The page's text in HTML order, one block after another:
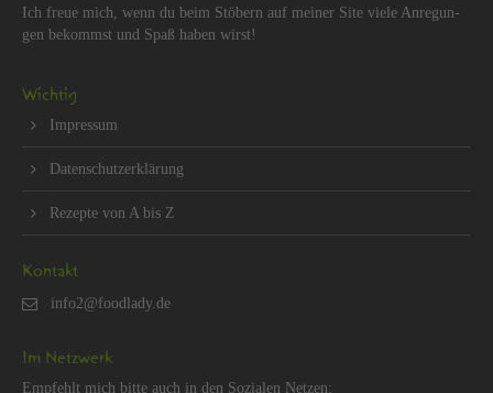
Ich freue mich, wenn du beim Stö­bern auf mei­ner Site viele An­re­gun­
gen be­kommst und Spaß haben wirst!
Wich­tig
Im­pres­sum
Da­ten­schut­z­er­klä­rung
Re­zep­te von A bis Z
Kon­takt
Im Netz­werk
Emp­fehlt mich bitte auch in den So­zia­len Net­zen: